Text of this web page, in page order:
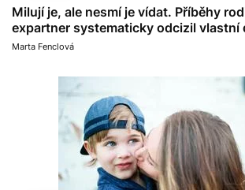
Milují je, ale nesmí je vídat. Příběhy
expartner systematicky odcizil vlastní
Marta Fenclová